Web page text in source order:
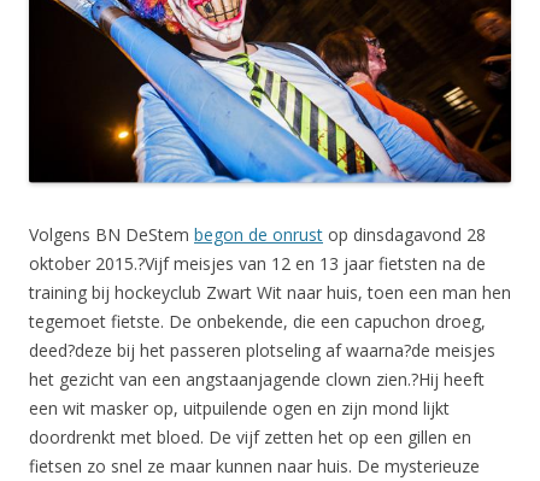
Volgens BN DeStem begon de onrust op dinsdagavond 28
oktober 2015.?Vijf meisjes van 12 en 13 jaar fietsten na de
training bij hockeyclub Zwart Wit naar huis, toen een man hen
tegemoet fietste. De onbekende, die een capuchon droeg,
deed?deze bij het passeren plotseling af waarna?de meisjes
het gezicht van een angstaanjagende clown zien.?Hij heeft
een wit masker op, uitpuilende ogen en zijn mond lijkt
doordrenkt met bloed. De vijf zetten het op een gillen en
fietsen zo snel ze maar kunnen naar huis. De mysterieuze